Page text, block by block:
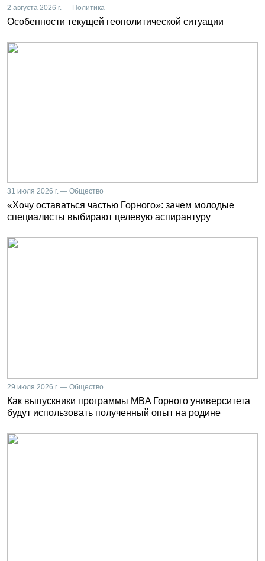
2 августа 2026 г. — Политика
Особенности текущей геополитической ситуации
31 июля 2026 г. — Общество
«Хочу оставаться частью Горного»: зачем молодые
специалисты выбирают целевую аспирантуру
29 июля 2026 г. — Общество
Как выпускники программы MBA Горного университета
будут использовать полученный опыт на родине